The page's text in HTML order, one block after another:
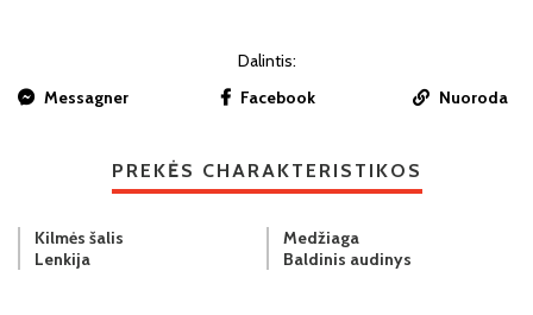
Dalintis:
Messagner
Facebook Nuoroda
PREKĖS CHARAKTERISTIKOS
Kilmės šalis
Lenkija
Medžiaga
Baldinis audinys